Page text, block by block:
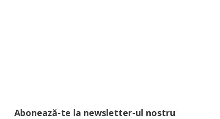
Abonează-te la newsletter-ul nostru